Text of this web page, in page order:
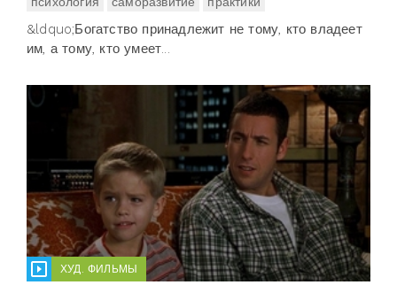
&ldquo;Богатство принадлежит не тому, кто владеет
им, а тому, кто умеет...
ХУД. ФИЛЬМЫ